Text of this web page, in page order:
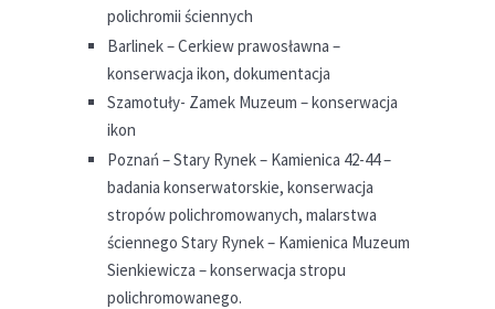
polichromii ściennych
Barlinek – Cerkiew prawosławna –
konserwacja ikon, dokumentacja
Szamotuły- Zamek Muzeum – konserwacja
ikon
Poznań – Stary Rynek – Kamienica 42-44 –
badania konserwatorskie, konserwacja
stropów polichromowanych, malarstwa
ściennego Stary Rynek – Kamienica Muzeum
Sienkiewicza – konserwacja stropu
polichromowanego.